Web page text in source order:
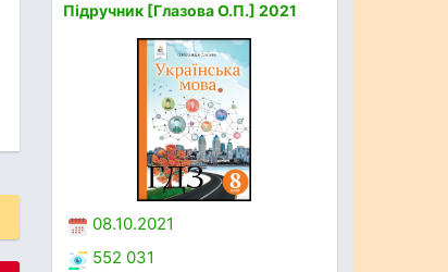
Підручник [Глазова О.П.] 2021
08.10.2021
552 031